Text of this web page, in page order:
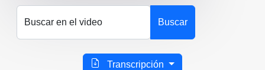
Buscar en el video Buscar
Transcripción